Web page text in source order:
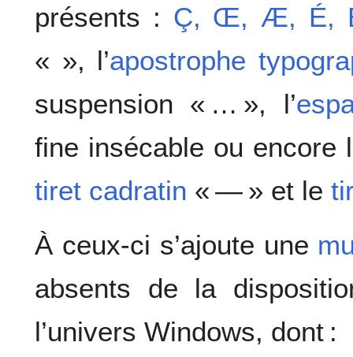
présents : Ç, Œ, Æ, É,
« », l’apostrophe
suspension « … », l’
fine insécable ou encore
tiret cadratin « — » et le
À ceux-ci s’ajoute une
absents de la
l’univers Windows, dont :